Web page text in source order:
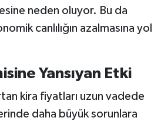
neden oluyor. Bu da
canlılığın azalmasına yol
Yansıyan Etki
kira fiyatları uzun vadede
daha büyük sorunlara